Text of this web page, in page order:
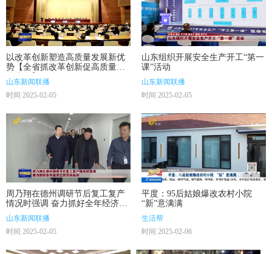
以改革创新塑造高质量发展新优
势【全省抓改革创新促高质量发
展大会】
山东新闻联播
时间 2025-02-05
山东组织开展安全生产开工“第一
课”活动
山东新闻联播
时间 2025-02-05
周乃翔在德州调研节后复工复产
情况时强调 奋力抓好全年经济工
作开头起步
山东新闻联播
时间 2025-02-05
平度：95后姑娘爆改农村小院
“新”意满满
生活帮
时间 2025-02-06